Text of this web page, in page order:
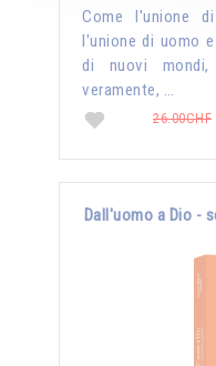
Come l'unione
l'unione di uomo
di nuovi
veramente, …
26.00CHF
Dall'uomo a Dio -